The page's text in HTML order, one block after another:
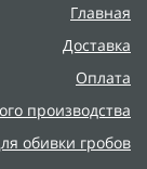
Главная
Доставка
Оплата
производства
обивки гробов